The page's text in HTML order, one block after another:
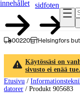
innehållet
sidfoten
00220 Helsingfors
Käytössäsi on
sivusto ei enää
Etusivu /
datorer / Produkt 905683